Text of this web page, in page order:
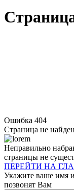
Ошибка 404
Страница не
Неправильно
страницы не
ПЕРЕЙТИ НА
Укажите ваше имя
позвонят Вам